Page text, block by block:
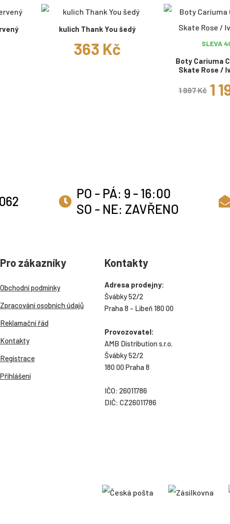
kulich Thank You šedý
363 Kč SLEVA
Boty Cariuma
Skate Rose /
1 997 Kč 1
PO - PÁ: 9 - 16:00
SO - NE: ZAVŘENO
Pro zákazníky
Obchodní podmínky
Zpracování osobních údajů
Reklamační řád
Kontakty
Registrace
Přihlášení
Kontakty
Adresa prodejny:
Švábky 52/2
Praha 8 - Libeň 180 00
Provozovatel:
AMB Distribution s.r.o.
Švábky 52/2
180 00 Praha 8
IČO: 26011786
DIČ: CZ26011786